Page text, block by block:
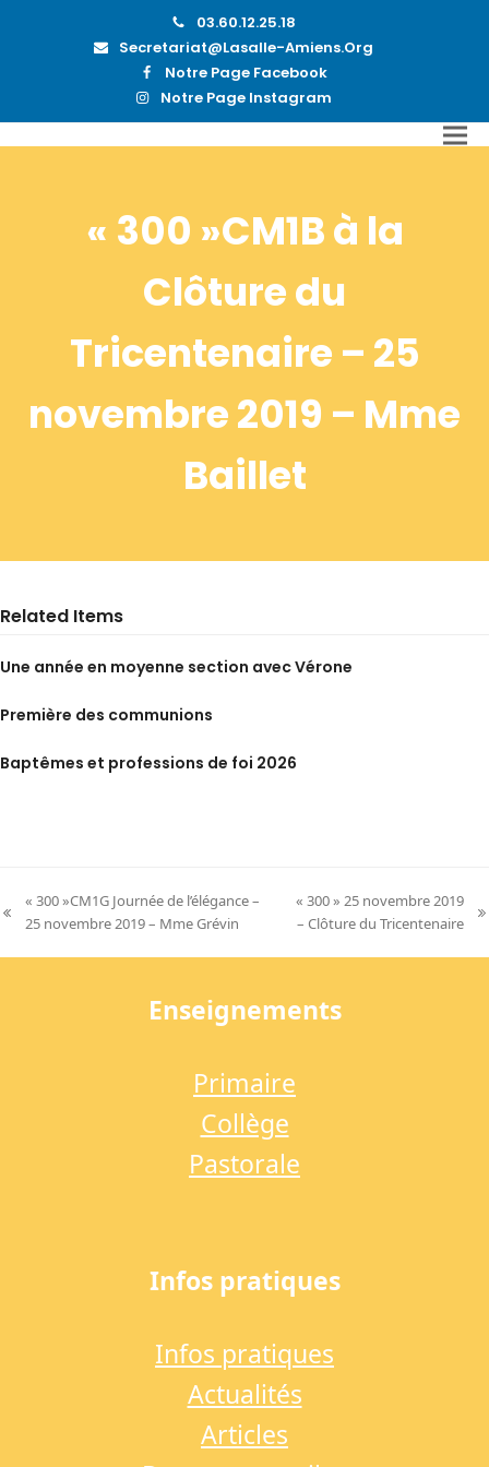
03.60.12.25.18
Secretariat@lasalle-Amiens.org
Notre Page Facebook
Notre Page Instagram
« 300 »CM1B à la
Clôture du
Tricentenaire – 25
novembre 2019 – Mme
Baillet
Related Items
Une année en moyenne section avec Vérone
Première des communions
Baptêmes et professions de foi 2026
previous
« 300 »CM1G Journée de l’élégance –
25 novembre 2019 – Mme Grévin
next
« 300 » 25 novembre 2019
– Clôture du Tricentenaire
Enseignements
Primaire
Collège
Pastorale
Infos pratiques
Infos pratiques
Actualités
Articles